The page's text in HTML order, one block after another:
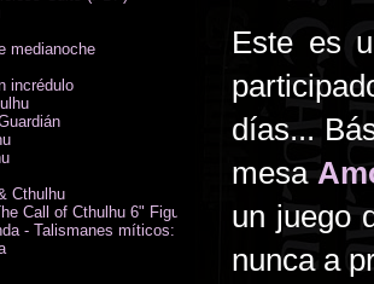
Este es
días...
mesa
un juego
nunca a
medianoche
incrédulo
Cthulhu
Call of Cthulhu 6" Figure von Austin James
- Talismanes míticos: Símbolo arcano